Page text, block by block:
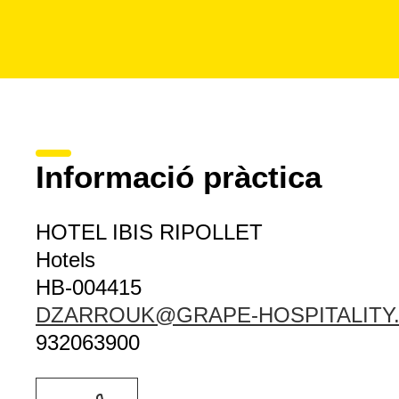
Informació pràctica
HOTEL IBIS RIPOLLET
Hotels
HB-004415
DZARROUK@GRAPE-
932063900